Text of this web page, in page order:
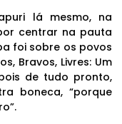
lá mesmo, na
centrar na pauta
foi sobre os povos
Bravos, Livres: Um
de tudo pronto,
boneca, “porque